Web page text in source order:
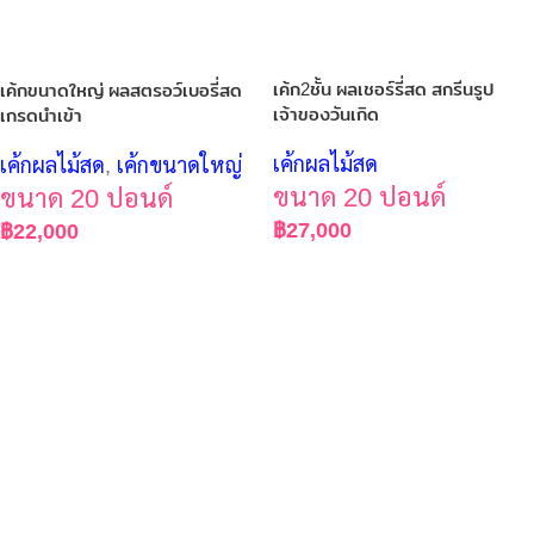
เค้กขนาดใหญ่ ผลสตรอว์เบอรี่สด
เกรดนำเข้า
เค้กผลไม้สด, เค้กขนาดใหญ่
ขนาด 20 ปอนด์
฿22,000
เค้ก2ชั้น ผลเชอร์รี่สด สกรีนรูป
เจ้าของวันเกิด
เค้กผลไม้สด
ขนาด 20 ปอนด์
฿27,000